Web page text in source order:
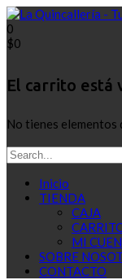
0
$0
El carrito está
No tienes
Inicio
TIENDA
CAJA
MI
SOBRE
CONTACTO